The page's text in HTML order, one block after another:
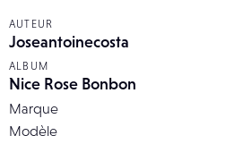
AUTEUR
Joseantoinecosta
ALBUM
Nice Rose Bonbon
Marque
Modèle